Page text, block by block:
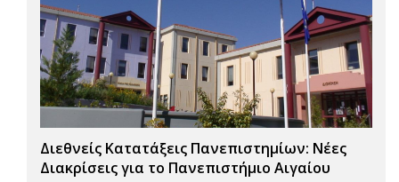
Διεθνείς Κατατάξεις Πανεπιστημίων: Νέες
Διακρίσεις για το Πανεπιστήμιο Αιγαίου